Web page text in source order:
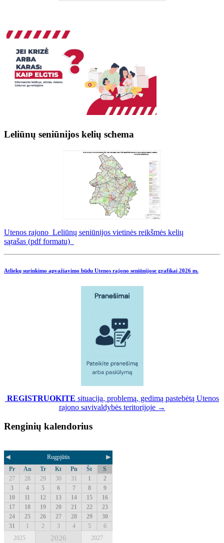
Leliūnų seniūnijos kelių schema
Utenos rajono Leliūnų seniūnijos vietinės reikšmės kelių
sąrašas (pdf formatu)
Atliekų surinkimo apvažiavimo būdu Utenos rajono seniūnijose grafikai 2026 m.
REGISTRUOKITE situaciją, problemą, gedimą pastebėtą Utenos
rajono savivaldybės teritorijoje →
Renginių kalendorius
◄ Rugpjūtis ►
Pr An Tr Kt Pn Št
S
27
28 29 30 31 1
2
3
4 5 6 7 8
9
10
11 12 13 14 15
16
17
18 19 20 21 22
23
24
25 26 27 28 29
30
31
1 2 3 4 5
6
2025
2026 2027